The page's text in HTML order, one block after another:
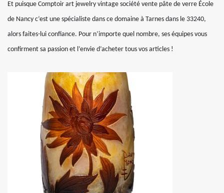
Et puisque Comptoir art jewelry vintage société vente pâte de verre École
de Nancy c’est une spécialiste dans ce domaine à Tarnes dans le 33240,
alors faites-lui confiance. Pour n’importe quel nombre, ses équipes vous
confirment sa passion et l’envie d’acheter tous vos articles !